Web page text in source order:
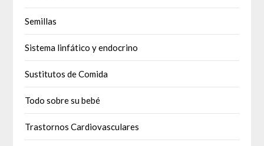
Semillas
Sistema linfático y endocrino
Sustitutos de Comida
Todo sobre su bebé
Trastornos Cardiovasculares